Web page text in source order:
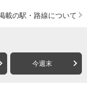
載の駅・路線について
今週末